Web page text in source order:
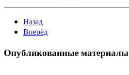
Назад
Вперёд
Опубликованные материалы